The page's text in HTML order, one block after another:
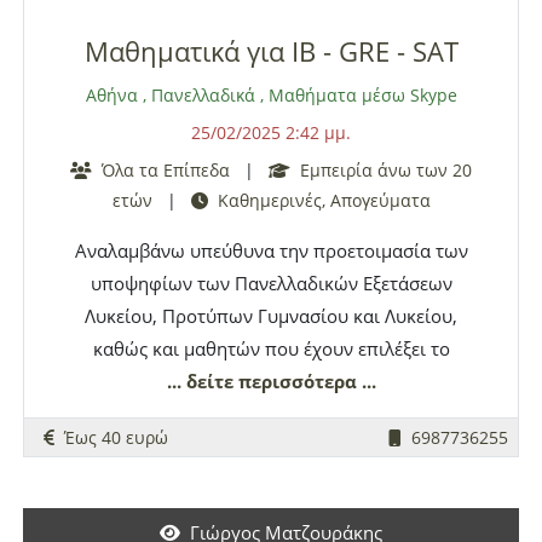
Μαθηματικά για IB - GRE - SAT
Αθήνα, Πανελλαδικά, Μαθήματα μέσω Skype
25/02/2025 2:42 μμ.
Όλα τα Επίπεδα
|
Εμπειρία άνω των 20
ετών
| Καθημερινές, Απογεύματα
Αναλαμβάνω υπεύθυνα την προετοιμασία των
υποψηφίων των Πανελλαδικών Εξετάσεων
Λυκείου, Προτύπων Γυμνασίου και Λυκείου,
καθώς και μαθητών που έχουν επιλέξει το
πρόγραμμα International Baccalaureate (
Diploma)Mathematics(AA and AI), τα GRE και
GMAT Math Test (Quantitative), A-Levels και IGCSE
Test ή ACT Statistics Test, το GREMathematics
... δείτε περισσότερα ...
Έως 40 ευρώ 6987736255
Γιώργος Ματζουράκης